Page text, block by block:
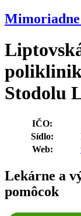
Stodolu
IČO:
Sídlo:
Web:
Lekárne a
pomôcok